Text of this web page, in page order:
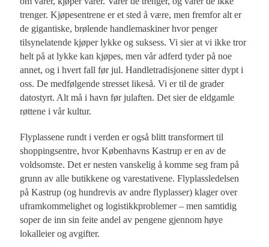
trenger. Kjøpesentrene er et sted å være, men fremfor alt er
de gigantiske, brølende handlemaskiner hvor penger
tilsynelatende kjøper lykke og suksess. Vi sier at vi ikke tror
helt på at lykke kan kjøpes, men vår adferd tyder på noe
annet, og i hvert fall før jul. Handletradisjonene sitter dypt i
oss. De medfølgende stresset likeså. Vi er til de grader
datostyrt. Alt må i havn før julaften. Det sier de eldgamle
røttene i vår kultur.
Flyplassene rundt i verden er også blitt transformert til
shoppingsentre, hvor Københavns Kastrup er en av de
voldsomste. Det er nesten vanskelig å komme seg fram på
grunn av alle butikkene og varestativene. Flyplassledelsen
på Kastrup (og hundrevis av andre flyplasser) klager over
uframkommelighet og logistikkproblemer – men samtidig
soper de inn sin feite andel av pengene gjennom høye
lokalleier og avgifter.